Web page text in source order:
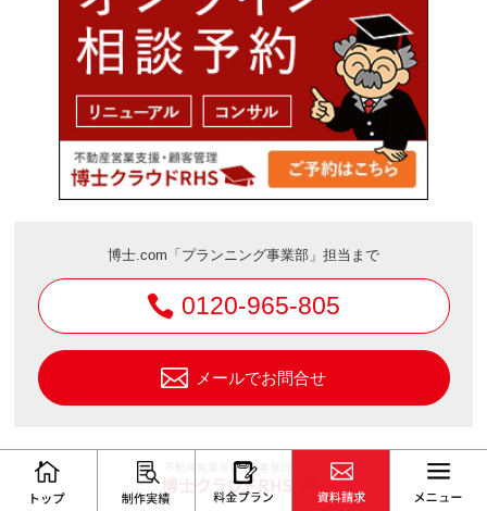
博士.com「プランニング事業部」担当まで
0120-965-805
メールでお問合せ